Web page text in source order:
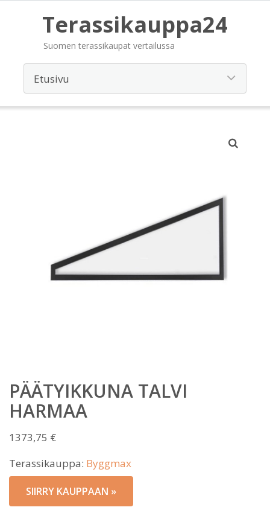
Terassikauppa24
Suomen terassikaupat vertailussa
PÄÄTYIKKUNA TALVI
HARMAA
1373,75 €
Terassikauppa: Byggmax
SIIRRY KAUPPAAN »